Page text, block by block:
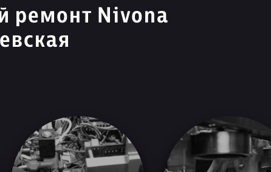
ремонт Nivona